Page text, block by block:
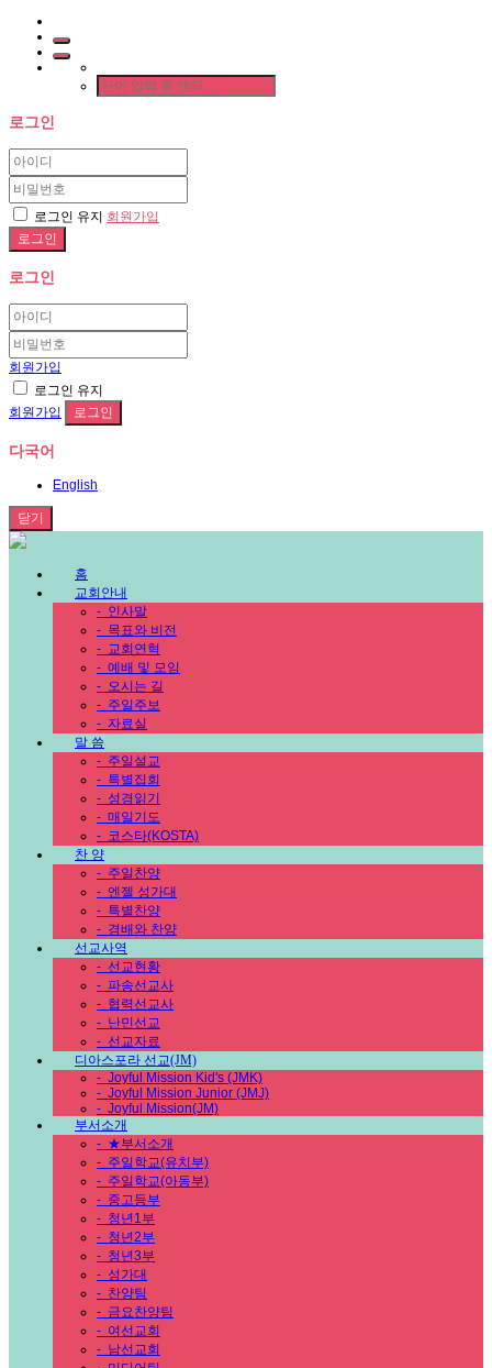
로그인
로그인 유지 회원가입
로그인
회원가입
로그인 유지
회원가입
다국어
English
닫기
홈
교회안내
- 인사말
- 목표와 비전
- 교회연혁
- 예배 및 모임
- 오시는 길
- 주일주보
- 자료실
말 씀
- 주일설교
- 특별집회
- 성경읽기
- 매일기도
- 코스타(KOSTA)
찬 양
- 주일찬양
- 엔젤 성가대
- 특별찬양
- 경배와 찬양
선교사역
- 선교현황
- 파송선교사
- 협력선교사
- 난민선교
- 선교자료
디아스포라 선교(JM)
- Joyful Mission Kid's (JMK)
- Joyful Mission Junior (JMJ)
- Joyful Mission(JM)
부서소개
- ★부서소개
- 주일학교(유치부)
- 주일학교(아동부)
- 중고등부
- 청년1부
- 청년2부
- 청년3부
- 성가대
- 찬양팀
- 금요찬양팀
- 여선교회
- 남선교회